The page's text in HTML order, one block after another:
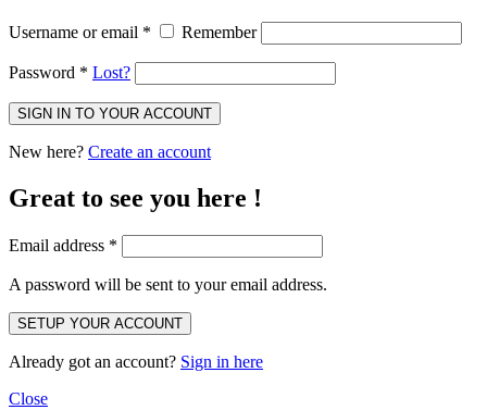
Username or email * Remember
Password * Lost?
New here? Create an account
Great to see you here !
Email address *
A password will be sent to your email address.
Already got an account? Sign in here
Close